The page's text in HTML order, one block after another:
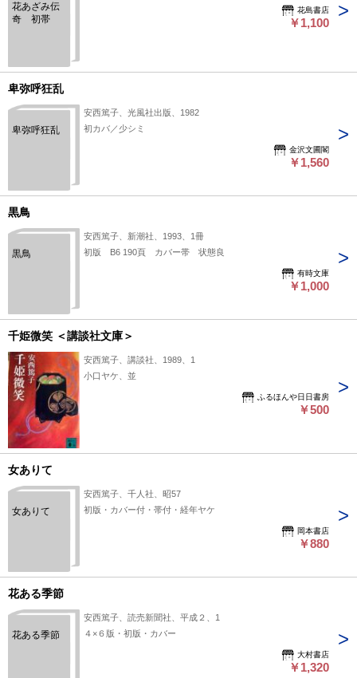
花あざみ伝
奇 初帯
花島書店
￥1,100
卑弥呼狂乱
卑弥呼狂乱
安西篤子、光風社出版、1982
初カバ／少シミ
金沢文圃閣
￥1,560
黒鳥
黒鳥
安西篤子、新潮社、1993、1冊
初版 B6 190頁 カバー帯 状態良
有時文庫
￥1,000
千姫微笑 ＜講談社文庫＞
安西篤子、講談社、1989、1
小口ヤケ、並
ふるほんや日日書房
￥500
女ありて
女ありて
安西篤子、千人社、昭57
初版・カバー付・帯付・経年ヤケ
岡本書店
￥880
花ある季節
花ある季節
安西篤子、読売新聞社、平成２、1
４×６版・初版・カバー
大村書店
￥1,320